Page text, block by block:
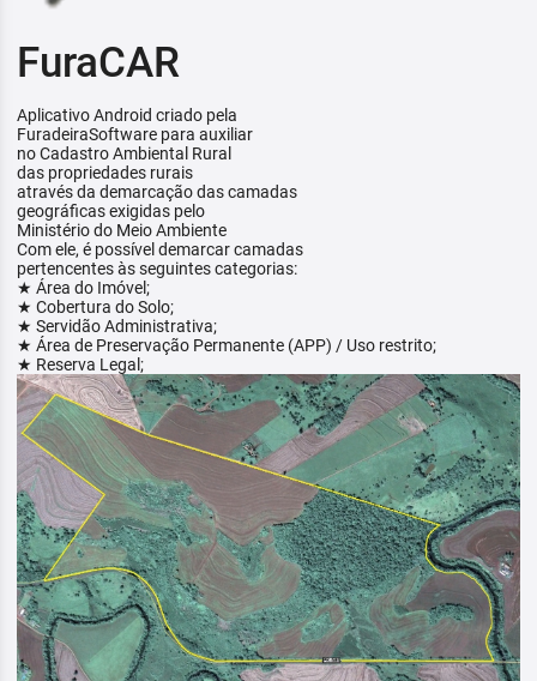
FuraCAR
Aplicativo Android criado pela
FuradeiraSoftware para auxiliar
no Cadastro Ambiental Rural
das propriedades rurais
através da demarcação das camadas
geográficas exigidas pelo
Ministério do Meio Ambiente
Com ele, é possível demarcar camadas
pertencentes às seguintes categorias:
★ Área do Imóvel;
★ Cobertura do Solo;
★ Servidão Administrativa;
★ Área de Preservação Permanente (APP) / Uso restrito;
★ Reserva Legal;